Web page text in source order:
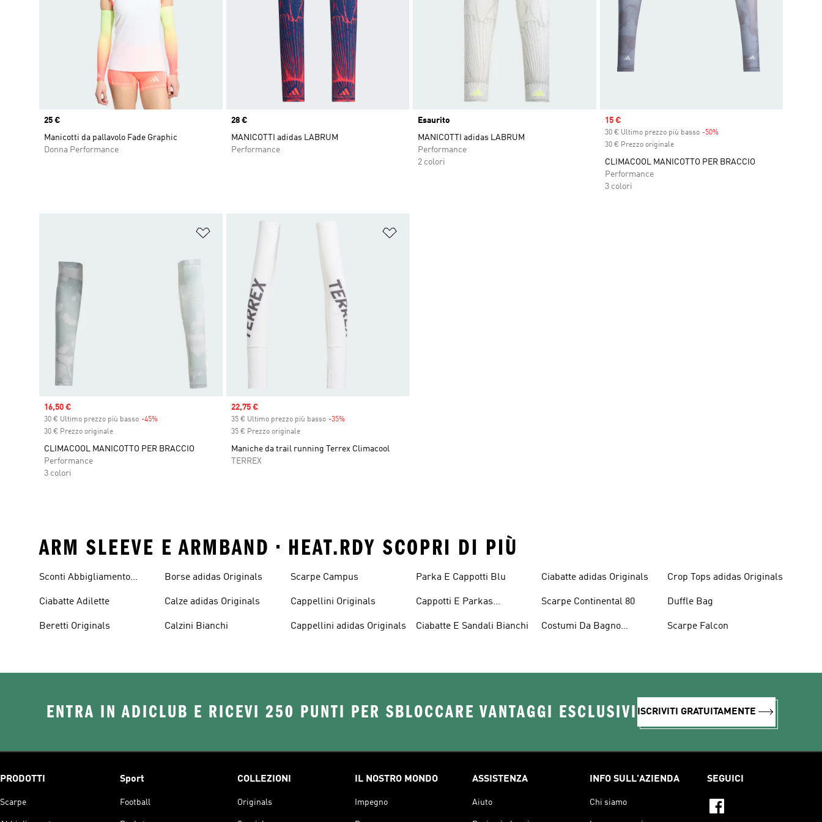
Price
25 €
Manicotti da pallavolo Fade Graphic
Donna Performance
Price
28 €
MANICOTTI adidas LABRUM
Performance
Esaurito
MANICOTTI adidas LABRUM
Performance
2 colori
Sale price
15 €
30 € Ultimo prezzo più basso -50%Discount
30 € Prezzo originale
CLIMACOOL MANICOTTO PER BRACCIO
Performance
3 colori
Aggiungi alla lista dei desideri
Sale price
16,50 €
30 € Ultimo prezzo più basso -45%
30 € Prezzo originale
CLIMACOOL MANICOTTO PER BRACCIO
Performance
3 colori
Sale price
22,75 €
35 € Ultimo prezzo più basso -35%Discount
35 € Prezzo originale
Maniche da trail running Terrex Climacool
TERREX
ARM SLEEVE E ARMBAND • HEAT.RDY SCOPRI DI PIÙ
Sconti Abbigliamento
Ciabatte Adilette
Beretti Originals
Borse adidas Originals
Calze adidas Originals
Calzini Bianchi
Scarpe Campus
Cappellini Originals
Cappellini adidas Originals
Parka E Cappotti Blu
Cappotti E Parkas
Ciabatte E Sandali Bianchi
Ciabatte adidas Originals
Scarpe Continental 80
Costumi Da Bagno
Crop Tops adidas Originals
Duffle Bag
Scarpe Falcon
ENTRA IN ADICLUB E RICEVI 250 PUNTI PER SBLOCCARE VANTAGGI ESCLUSIVI ISCRIVITI GRATUITAMENTE
PRODOTTI
Scarpe
Sport
Football
COLLEZIONI
Originals
IL NOSTRO MONDO
Impegno
ASSISTENZA
Aiuto
INFO SULL'AZIENDA
Chi siamo
SEGUICI